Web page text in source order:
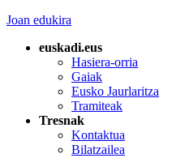
Joan edukira
euskadi.eus
Hasiera-orria
Gaiak
Eusko Jaurlaritza
Tramiteak
Tresnak
Kontaktua
Bilatzailea